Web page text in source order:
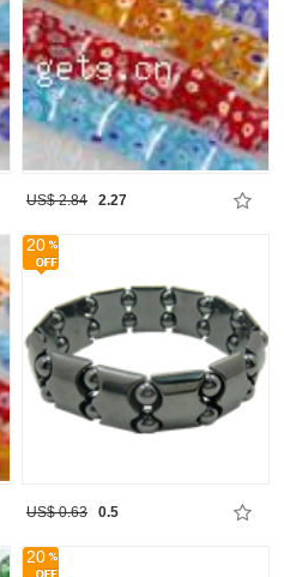
US$ 2.84 2.27
20
US$ 0.63 0.5
20